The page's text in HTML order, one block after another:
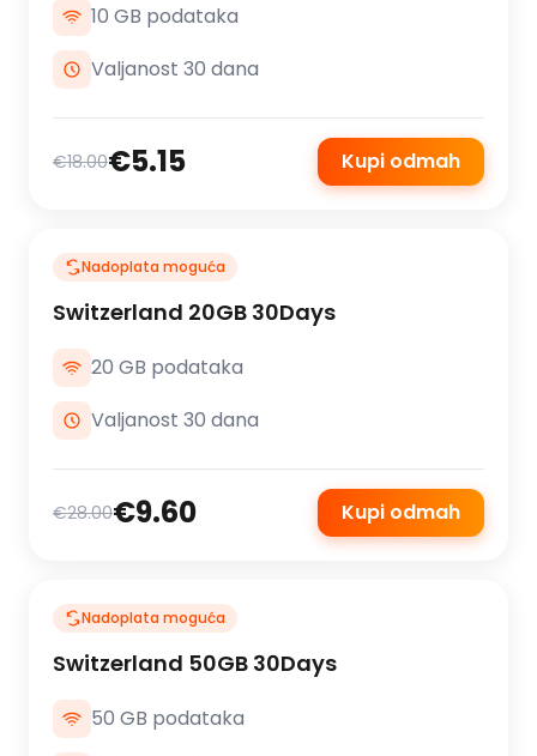
10 GB podataka
Valjanost 30 dana
€18.00€5.15 Kupi odmah
Nadoplata moguća
Switzerland 20GB 30Days
20 GB podataka
Valjanost 30 dana
€28.00€9.60 Kupi odmah
Nadoplata moguća
Switzerland 50GB 30Days
50 GB podataka